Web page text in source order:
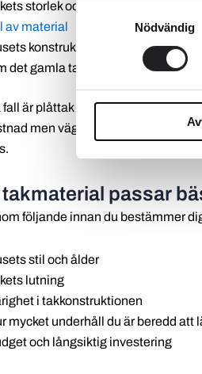
Samtyckesval
Nödvändig
storlek och lutning
av material
konstruktion
det gamla taket ska rivas
fall är plåttak billigare att lägga än
men väger upp det med sin
passar
följande innan du bestämmer
stil och ålder
lutning
i takkonstruktionen
mycket underhåll du är beredd att
och långsiktig investering